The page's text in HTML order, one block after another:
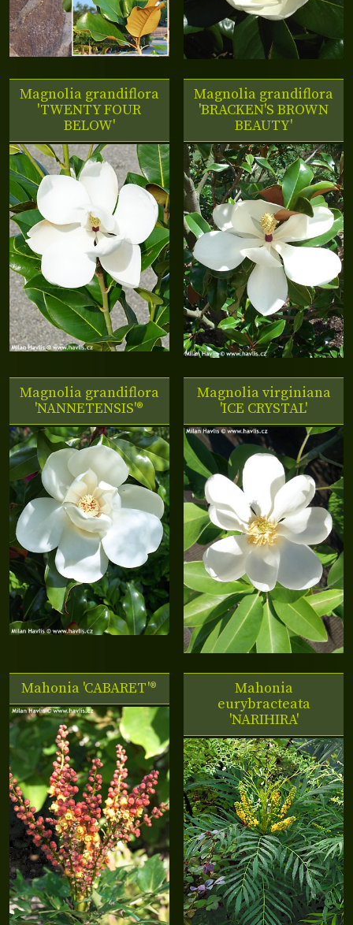
Magnolia grandiflora
'TWENTY FOUR
BELOW'
Magnolia grandiflora
'BRACKEN'S BROWN
BEAUTY'
Magnolia grandiflora
'NANNETENSIS'®
Magnolia virginiana
'ICE CRYSTAL'
Mahonia 'CABARET'®
Mahonia
eurybracteata
'NARIHIRA'